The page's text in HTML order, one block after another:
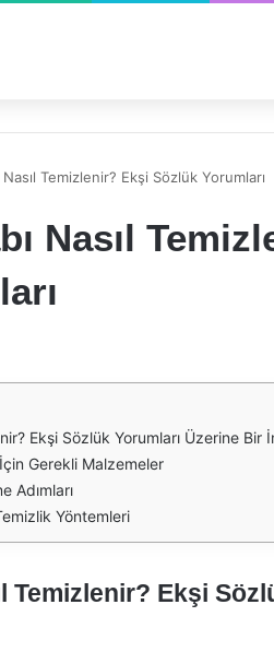
Nasıl Temizlenir? Ekşi Sözlük Yorumları
Nasıl
Ekşi Sözlük Yorumları Üzerine Bir
Gerekli Malzemeler
Adımları
Yöntemleri
Temizlenir? Ekşi